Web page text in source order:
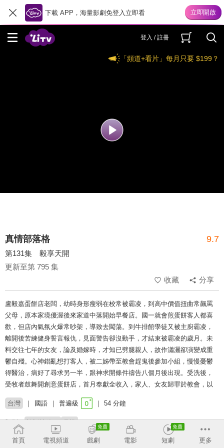
下載 APP，海量影劇免登入立即看
登入 / 註冊
「頻道+看片」每月只要 $199？
真情部落格 9.7
第131集 毅享天開
更新至第 795 集
收藏
分享
盧毅嘉蛋餅店老闆，幼時身形瘦弱在校常被霸凌，到高中價值扭曲常飆罵
父母，原本家境優渥後來家道中落開始早餐店。國一就會煎蛋餅客人都喜
歡，但店內氣氛火爆常吵架，導致去闖蕩。到牛排館學徒又被主廚霸凌，
離開後苦練健身誓言報仇，見面警告卻沒動手，才結束被霸凌的歲月。未
料交往七年的女友，論及婚嫁時，才知已劈腿親人，故作瀟灑卻演變成重
鬱自殘。心神錯亂想打客人，被二姊帶至教會趕鬼後參加小組，慢慢憂鬱
得醫治，病好了尋求另一半，跟神求開條件禱告八個月後出現。受洗後，
受牧者鼓舞開創意蛋餅店，首月奉獻全收入，家人、女友歸罪於教會，以
台灣 國語 普遍級 54 分鐘
類別： 談話性節目 見證
主持： 夏嘉璐
首頁 電視頻道 戲劇 電影 短劇 更多